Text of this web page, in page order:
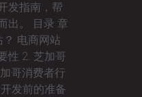
发指南，帮
出。 目录 章
电商网站
性 2. 芝加哥
哥消费者行
发前的准备